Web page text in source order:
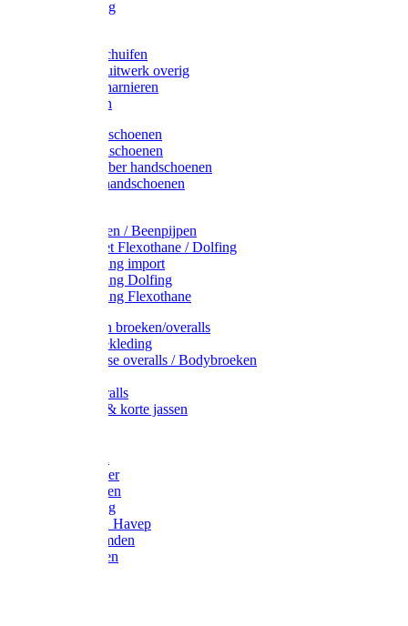
Bouwbeslag
Grendels/schuifen
Hang en sluitwerk overig
Hengen/scharnieren
Scharnieren
Latex handschoenen
Leren handschoenen
PVC / Rubber handschoenen
Katoenen handschoenen
Plukmouwen / Beenpijpen
Reparatieset Flexothane / Dolfing
Regenkleding import
Regenkleding Dolfing
Regenkleding Flexothane
Toebehoren broeken/overalls
Signalisatiekleding
Amerikaanse overalls / Bodybroeken
Kinderoveralls
Stofjassen & korte jassen
Bodywarmer
Werkbroeken
Zaagkleding
Werkjassen Havep
Thermohemden
Overhemden